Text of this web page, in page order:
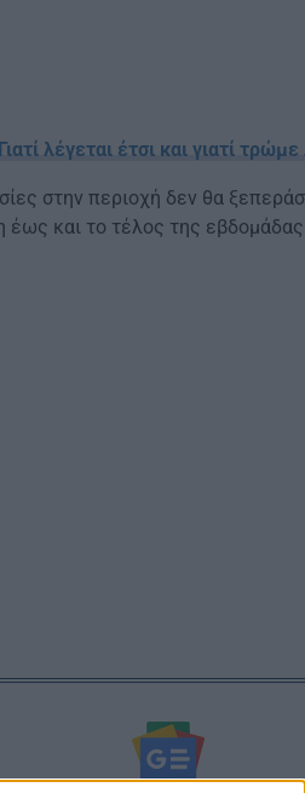
λέγεται έτσι και γιατί
στην περιοχή δεν θα
έως και το τέλος της